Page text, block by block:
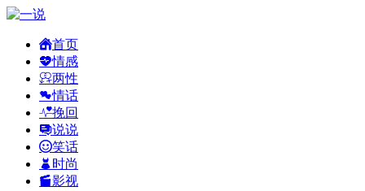
首页
情感
两性
情话
挽回
说说
笑话
时尚
影视